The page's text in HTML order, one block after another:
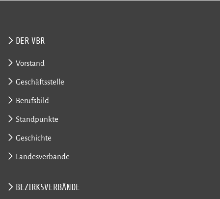
DER VBR
Vorstand
Geschäftsstelle
Berufsbild
Standpunkte
Geschichte
Landesverbände
BEZIRKSVERBÄNDE